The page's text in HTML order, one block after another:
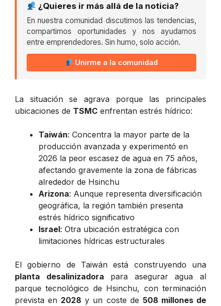
¿Quieres ir más allá de la noticia?
En nuestra comunidad discutimos las tendencias,
compartimos oportunidades y nos ayudamos
entre emprendedores. Sin humo, solo acción.
Unirme a la comunidad
La situación se agrava porque las principales
ubicaciones de TSMC enfrentan estrés hídrico:
Taiwán: Concentra la mayor parte de la
producción avanzada y experimentó en
2026 la peor escasez de agua en 75 años,
afectando gravemente la zona de fábricas
alrededor de Hsinchu
Arizona: Aunque representa diversificación
geográfica, la región también presenta
estrés hídrico significativo
Israel: Otra ubicación estratégica con
limitaciones hídricas estructurales
El gobierno de Taiwán está construyendo una
planta desalinizadora para asegurar agua al
parque tecnológico de Hsinchu, con terminación
prevista en 2028 y un coste de 508 millones de